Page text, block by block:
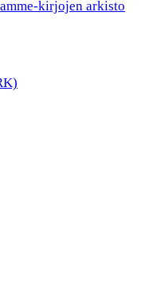
kirjojen arkisto